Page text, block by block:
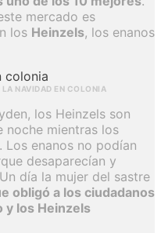
mercado es
los Heinzels, los enanos
NAVIDAD EN COLONIA
los Heinzels son
noche mientras los
enanos no podían
desaparecían y
día la mujer del sastre
obligó a los ciudadanos
y los Heinzels